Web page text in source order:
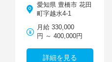
愛知県 豊橋市 花田
町字越水4-1
月給 330,000
円 ～ 400,000円
詳細を見る